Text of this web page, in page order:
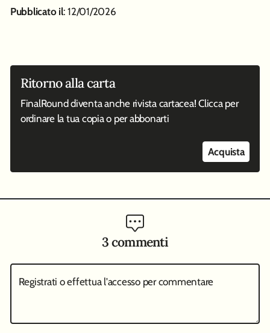
Pubblicato il: 12/01/2026
Ritorno alla carta
FinalRound diventa anche rivista cartacea! Clicca per
ordinare la tua copia o per abbonarti
Acquista
3 commenti
Registrati o effettua l'accesso per commentare